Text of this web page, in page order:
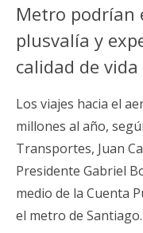
Metro podrían
plusvalía y
calidad de vida
Los viajes hacia el
millones al año,
Transportes, Juan
Presidente Gabriel
medio de la Cuenta
el metro de